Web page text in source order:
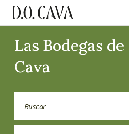
Las Bodegas de
Cava